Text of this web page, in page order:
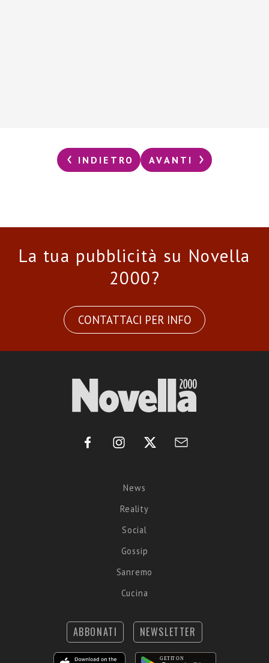
INDIETRO AVANTI
La tua pubblicità su Novella
2000?
CONTATTACI PER INFO
News
Reality
Social
Gossip
Sanremo
Cucina
ABBONATI NEWSLETTER